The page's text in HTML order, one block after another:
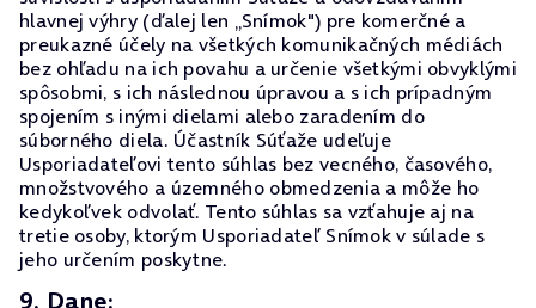
hlavnej výhry (ďalej len „Snímok") pre komerčné a
preukazné účely na všetkých komunikačných médiách
bez ohľadu na ich povahu a určenie všetkými obvyklými
spôsobmi, s ich následnou úpravou a s ich prípadným
spojením s inými dielami alebo zaradením do
súborného diela. Účastník Súťaže udeľuje
Usporiadateľovi tento súhlas bez vecného, časového,
množstvového a územného obmedzenia a môže ho
kedykoľvek odvolať. Tento súhlas sa vzťahuje aj na
tretie osoby, ktorým Usporiadateľ Snímok v súlade s
jeho určením poskytne.
9. Dane: